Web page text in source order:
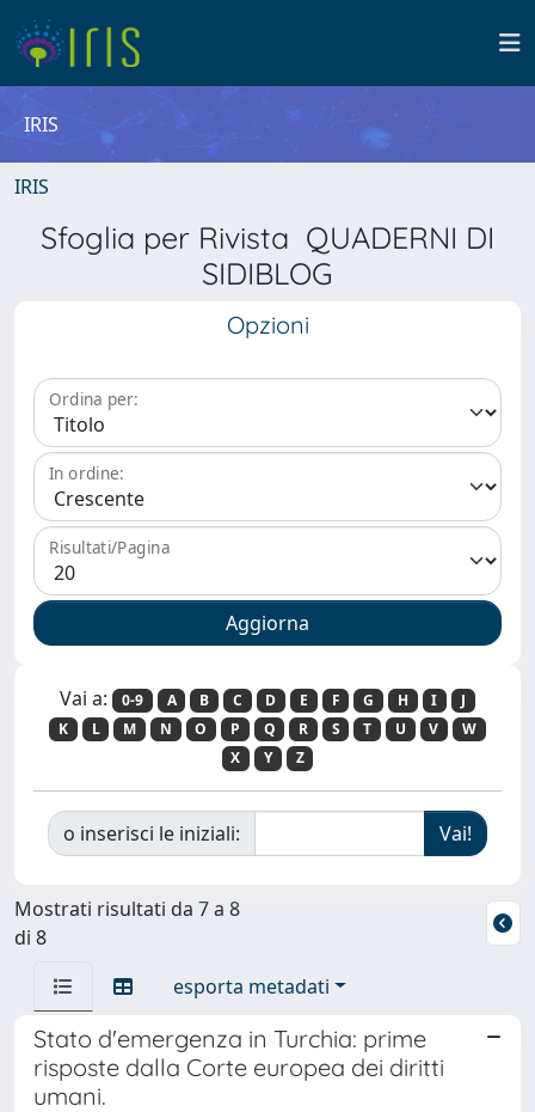
IRIS
IRIS
Sfoglia per Rivista QUADERNI DI
SIDIBLOG
Opzioni
Ordina per:
In ordine:
Risultati/Pagina
Vai a: 0-9 A B C D E F G H I
J
K
L M N O P Q R S T U V
W
X
Y Z
o inserisci le iniziali:
Mostrati risultati da 7 a 8
di 8
esporta metadati
Stato d'emergenza in Turchia: prime
risposte dalla Corte europea dei diritti
umani.